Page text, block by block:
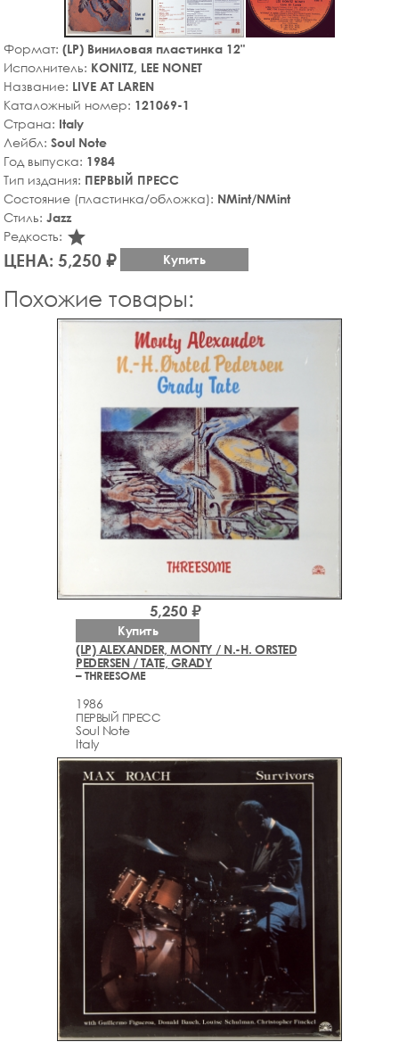
Формат: (LP) Виниловая пластинка 12"
Исполнитель: KONITZ, LEE NONET
Название: LIVE AT LAREN
Каталожный номер: 121069-1
Страна: Italy
Лейбл: Soul Note
Год выпуска: 1984
Тип издания: ПЕРВЫЙ ПРЕСС
Состояние (пластинка/обложка): NMint/NMint
Стиль: Jazz
Редкость: star_rate
ЦЕНА: 5,250 ₽ Купить
Похожие товары:
(LP) ALEXANDER, MONTY / N.-H. ORSTED
PEDERSEN / TATE, GRADY
– THREESOME
1986
ПЕРВЫЙ ПРЕСС
Soul Note
Italy
5,250 ₽
Купить